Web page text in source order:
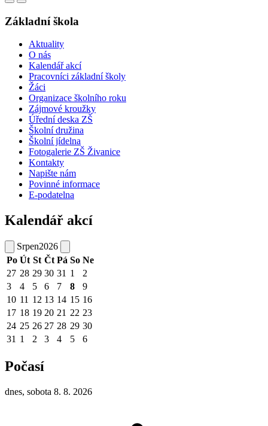
Základní škola
Aktuality
O nás
Kalendář akcí
Pracovníci základní školy
Žáci
Organizace školního roku
Zájmové kroužky
Úřední deska ZŠ
Školní družina
Školní jídelna
Fotogalerie ZŠ Živanice
Kontakty
Napište nám
Povinné informace
E-podatelna
Kalendář akcí
Srpen2026
Po Út St Čt Pá So Ne
27 28 29 30 31 1
2
3
4 5 6 7 8
9
10 11 12 13 14 15 16
17 18 19 20 21 22 23
24 25 26 27 28 29 30
31 1 2 3 4 5 6
Počasí
dnes, sobota 8. 8. 2026